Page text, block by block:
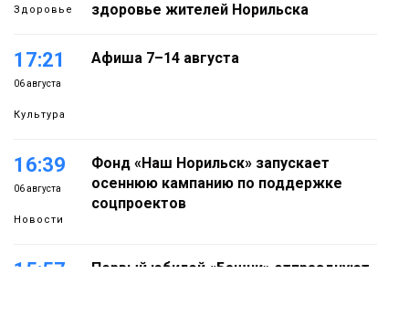
Здоровье
здоровье жителей Норильска
17:21
06 августа
Культура
Афиша 7–14 августа
16:39
06 августа
Новости
Фонд «Наш Норильск» запускает
осеннюю кампанию по поддержке
соцпроектов
15:57
Первый юбилей «Башни» отпразднуют